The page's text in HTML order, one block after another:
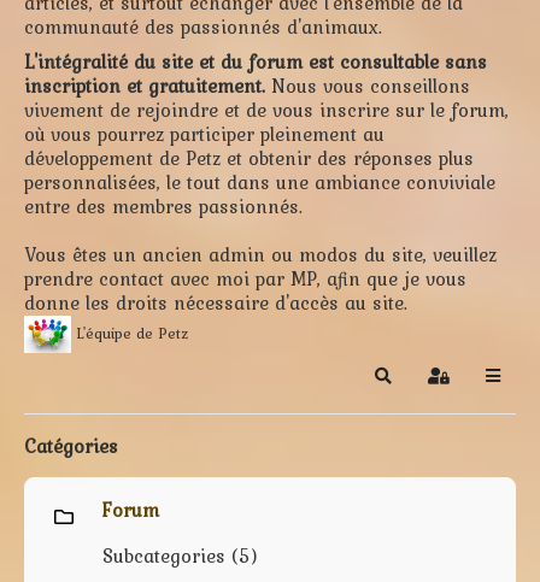
communauté des passionnés d'animaux.
L'intégralité du site et du forum est consultable sans
inscription et gratuitement. Nous vous conseillons
vivement de rejoindre et de vous inscrire sur le forum,
où vous pourrez participer pleinement au
développement de Petz et obtenir des réponses plus
personnalisées, le tout dans une ambiance conviviale
entre des membres passionnés.
Vous êtes un ancien admin ou modos du site, veuillez
prendre contact avec moi par MP, afin que je vous
donne les droits nécessaire d'accès au site.
L'équipe de Petz
SearchSign In
Catégories
Forum
Subcategories (5)